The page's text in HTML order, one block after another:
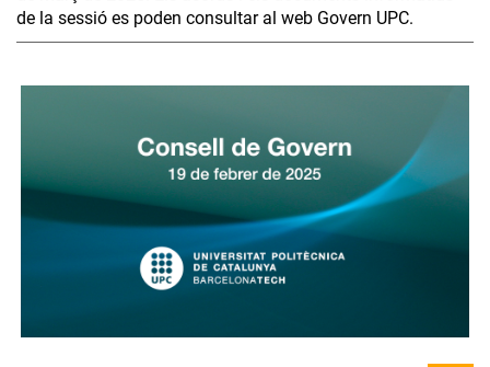
de la sessió es poden consultar al web Govern UPC.